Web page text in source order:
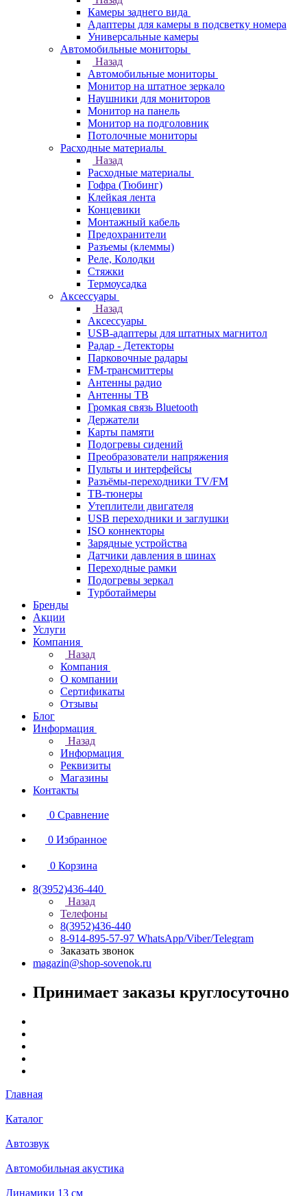
Камеры заднего вида
Адаптеры для камеры в подсветку номера
Универсальные камеры
Автомобильные мониторы
Назад
Автомобильные мониторы
Монитор на штатное зеркало
Наушники для мониторов
Монитор на панель
Монитор на подголовник
Потолочные мониторы
Расходные материалы
Назад
Расходные материалы
Гофра (Тюбинг)
Клейкая лента
Концевики
Монтажный кабель
Предохранители
Разъемы (клеммы)
Реле, Колодки
Стяжки
Термоусадка
Аксессуары
Назад
Аксессуары
USB-адаптеры для штатных магнитол
Радар - Детекторы
Парковочные радары
FM-трансмиттеры
Антенны радио
Антенны ТВ
Громкая связь Bluetooth
Держатели
Карты памяти
Подогревы сидений
Преобразователи напряжения
Пульты и интерфейсы
Разъёмы-переходники TV/FM
ТВ-тюнеры
Утеплители двигателя
USB переходники и заглушки
ISO коннекторы
Зарядные устройства
Датчики давления в шинах
Переходные рамки
Подогревы зеркал
Турботаймеры
Бренды
Акции
Услуги
Компания
Назад
Компания
О компании
Сертификаты
Отзывы
Блог
Информация
Назад
Информация
Реквизиты
Магазины
Контакты
0 Сравнение
0 Избранное
0 Корзина
8(3952)436-440
Назад
Телефоны
8(3952)436-440
8-914-895-57-97 WhatsApp/Viber/Telegram
Заказать звонок
magazin@shop-sovenok.ru
Принимает заказы круглосуточно
Главная
Каталог
Автозвук
Автомобильная акустика
Динамики 13 см